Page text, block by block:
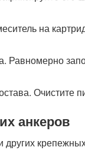
на
Равномерно
Очистите
анкеров